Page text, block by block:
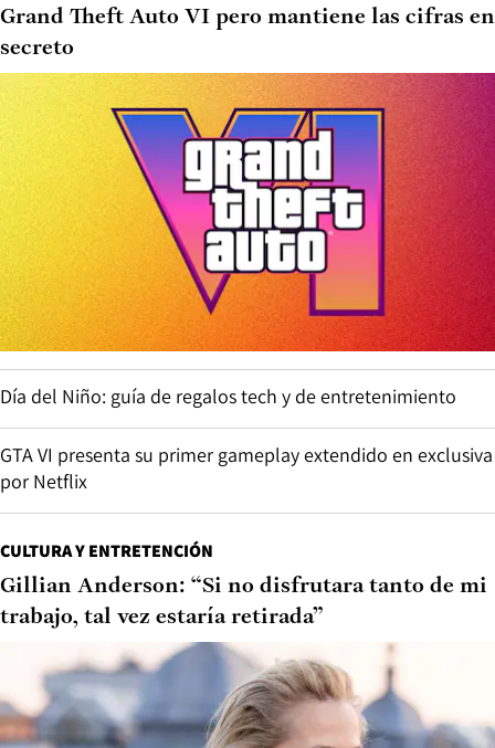
Grand Theft Auto VI pero mantiene las cifras en
secreto
Día del Niño: guía de regalos tech y de entretenimiento
GTA VI presenta su primer gameplay extendido en exclusiva
por Netflix
CULTURA Y ENTRETENCIÓN
Gillian Anderson: “Si no disfrutara tanto de mi
trabajo, tal vez estaría retirada”